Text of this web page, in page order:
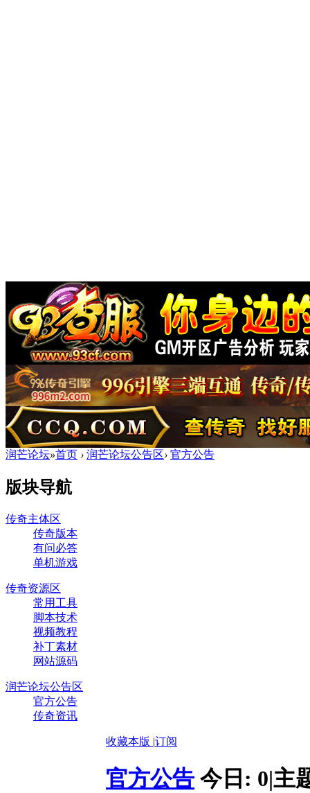
润芒论坛»首页 › 润芒论坛公告区› 官方公告
版块导航
传奇主体区
传奇版本
有问必答
单机游戏
传奇资源区
常用工具
脚本技术
视频教程
补丁素材
网站源码
润芒论坛公告区
官方公告
传奇资讯
收藏本版 |订阅
官方公告 今日: 0|主